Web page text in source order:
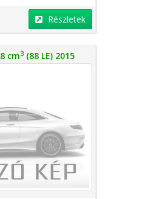
Részletek
cm3 (88 LE) 2015